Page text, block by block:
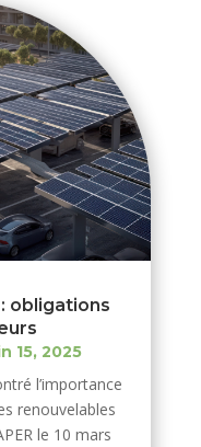
obligations
15, 2025
l’importance
renouvelables
le 10 mars